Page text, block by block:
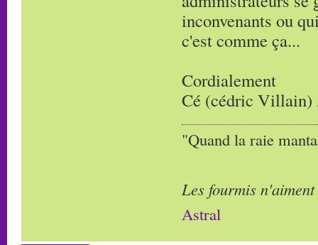
inconvenants ou
c'est comme ça...
Cordialement
Cé (cédric Villain)
"Quand la raie
Les fourmis
Astral